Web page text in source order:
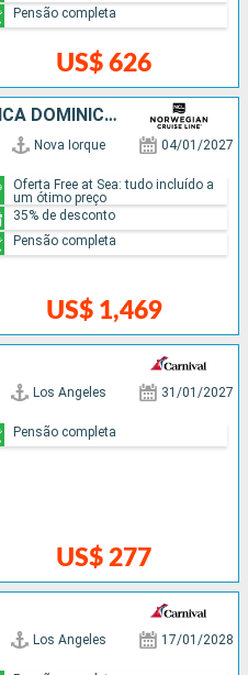
US$ 626
Pensão completa
ESTADOS UNIDOS, REPUBLICA DOMINICANA, PORTO RICO
Nova Iorque 04/01/2027
US$ 1,469
Oferta Free at Sea: tudo incluído a
um ótimo preço
35% de desconto
Pensão completa
Los Angeles 31/01/2027
US$ 277
Pensão completa
Los Angeles 17/01/2028